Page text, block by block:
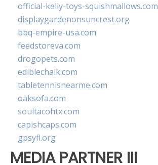
official-kelly-toys-squishmallows.com
displaygardenonsuncrest.org
bbq-empire-usa.com
feedstoreva.com
drogopets.com
ediblechalk.com
tabletennisnearme.com
oaksofa.com
soultacohtx.com
capishcaps.com
gpsyfl.org
MEDIA PARTNER III